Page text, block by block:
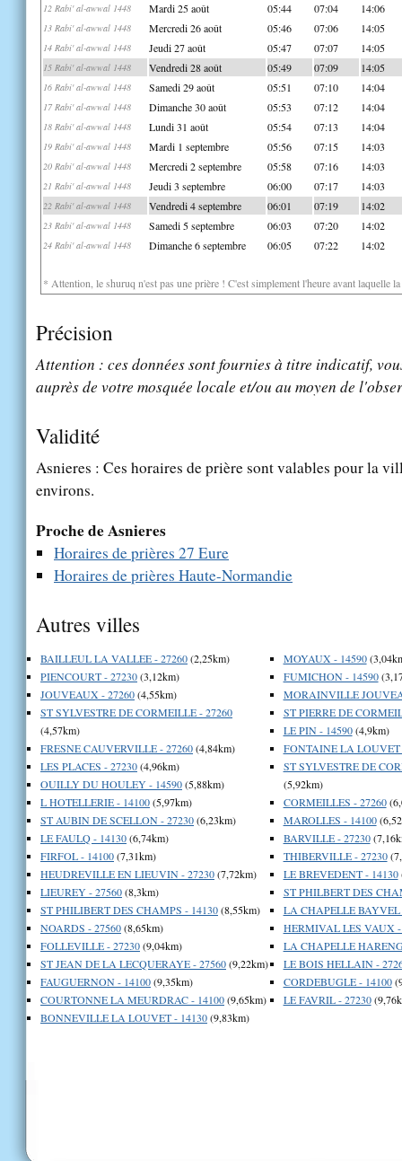
12 Rabi' al-awwal 1448 Mardi 25 août 05:44 07:04 14:06
13 Rabi' al-awwal 1448 Mercredi 26 août 05:46 07:06 14:05
14 Rabi' al-awwal 1448 Jeudi 27 août 05:47 07:07 14:05
15 Rabi' al-awwal 1448 Vendredi 28 août 05:49 07:09 14:05
16 Rabi' al-awwal 1448 Samedi 29 août 05:51 07:10 14:04
17 Rabi' al-awwal 1448 Dimanche 30 août 05:53 07:12 14:04
18 Rabi' al-awwal 1448 Lundi 31 août 05:54 07:13 14:04
19 Rabi' al-awwal 1448 Mardi 1 septembre 05:56 07:15 14:03
20 Rabi' al-awwal 1448 Mercredi 2 septembre 05:58 07:16 14:03
21 Rabi' al-awwal 1448 Jeudi 3 septembre 06:00 07:17 14:03
22 Rabi' al-awwal 1448 Vendredi 4 septembre 06:01 07:19 14:02
23 Rabi' al-awwal 1448 Samedi 5 septembre 06:03 07:20 14:02
24 Rabi' al-awwal 1448 Dimanche 6 septembre 06:05 07:22 14:02
* Attention, le shuruq n'est pas une prière ! C'est simplement l'heure avant laquelle
Précision
Attention : ces données sont fournies à titre indicatif,
auprès de votre mosquée locale et/ou au moyen de
Validité
Asnieres : Ces horaires de prière sont valables pour la
environs.
Proche de Asnieres
Horaires de prières 27 Eure
Horaires de prières Haute-Normandie
Autres villes
BAILLEUL LA VALLEE - 27260(2,25km)
PIENCOURT - 27230(3,12km)
JOUVEAUX - 27260(4,55km)
ST SYLVESTRE DE CORMEILLE - 27260
(4,57km)
FRESNE CAUVERVILLE - 27260(4,84km)
LES PLACES - 27230(4,96km)
OUILLY DU HOULEY - 14590(5,88km)
L HOTELLERIE - 14100(5,97km)
ST AUBIN DE SCELLON - 27230(6,23km)
LE FAULQ - 14130(6,74km)
FIRFOL - 14100(7,31km)
HEUDREVILLE EN LIEUVIN - 27230(7,72km)
LIEUREY - 27560(8,3km)
ST PHILIBERT DES CHAMPS - 14130(8,55km)
NOARDS - 27560(8,65km)
FOLLEVILLE - 27230(9,04km)
ST JEAN DE LA LECQUERAYE - 27560(9,22km)
FAUGUERNON - 14100(9,35km)
COURTONNE LA MEURDRAC - 14100(9,65km)
BONNEVILLE LA LOUVET - 14130(9,83km)
MOYAUX - 14590
FUMICHON - 14590
MORAINVILLE
ST PIERRE DE
LE PIN - 14590(4,9km)
FONTAINE LA LOUVET
ST SYLVESTRE DE
(5,92km)
CORMEILLES - 27260
MAROLLES - 14100
BARVILLE - 27230
THIBERVILLE - 27230
LE BREVEDENT - 14130
ST PHILBERT DES
LA CHAPELLE BAYVEL
HERMIVAL LES VAUX -
LA CHAPELLE
LE BOIS HELLAIN -
CORDEBUGLE - 14100
LE FAVRIL - 27230